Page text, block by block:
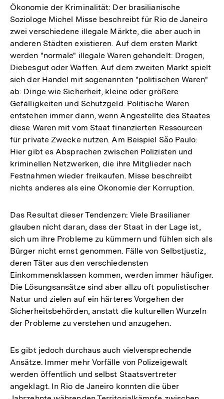
Ökonomie der Kriminalität: Der brasilianische
Soziologe Michel Misse beschreibt für Rio de Janeiro
zwei verschiedene illegale Märkte, die aber auch in
anderen Städten existieren. Auf dem ersten Markt
werden "normale" illegale Waren gehandelt: Drogen,
Diebesgut oder Waffen. Auf dem zweiten Markt spielt
sich der Handel mit sogenannten "politischen Waren"
ab: Dinge wie Sicherheit, kleine oder größere
Gefälligkeiten und Schutzgeld. Politische Waren
entstehen immer dann, wenn Angestellte des Staates
diese Waren mit vom Staat finanzierten Ressourcen
für private Zwecke nutzen. Am Beispiel São Paulo:
Hier gibt es Absprachen zwischen Polizisten und
kriminellen Netzwerken, die ihre Mitglieder nach
Festnahmen wieder freikaufen. Misse beschreibt
nichts anderes als eine Ökonomie der Korruption.
Das Resultat dieser Tendenzen: Viele Brasilianer
glauben nicht daran, dass der Staat in der Lage ist,
sich um ihre Probleme zu kümmern und fühlen sich als
Bürger nicht ernst genommen. Fälle von Selbstjustiz,
deren Täter aus den verschiedensten
Einkommensklassen kommen, werden immer häufiger.
Die Lösungsansätze sind aber allzu oft populistischer
Natur und zielen auf ein härteres Vorgehen der
Sicherheitsbehörden, anstatt die kulturellen Wurzeln
der Probleme zu verstehen und anzugehen.
Es gibt jedoch durchaus auch vielversprechende
Ansätze. Immer mehr Vorfälle von Polizeigewalt
werden öffentlich und selbst Staatsvertreter
angeklagt. In Rio de Janeiro konnten die über